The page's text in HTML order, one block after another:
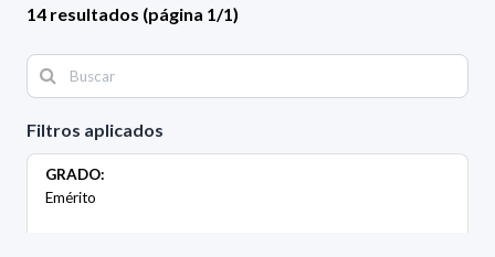
Filtros aplicados
GRADO:
Emérito
14 resultados (página 1/1)